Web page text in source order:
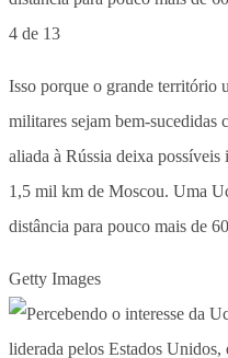
4 de 13
Isso porque o grande território
militares sejam bem-sucedidas
aliada à Rússia deixa
1,5 mil km de Moscou. Uma
distância para pouco mais de
Getty Images